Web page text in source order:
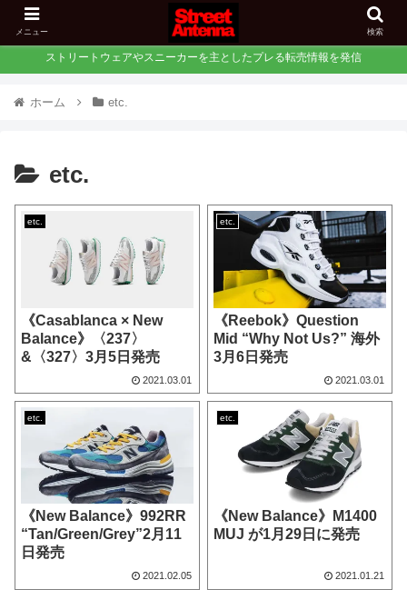
ストリートウェアやスニーカーを主としたプレる転売情報を発信
ホーム etc.
etc.
etc.
《Casablanca × New
Balance》〈237〉
&〈327〉3月5日発売
2021.03.01
etc.
《Reebok》Question
Mid “Why Not Us?” 海外
3月6日発売
2021.03.01
etc.
《New Balance》992RR
“Tan/Green/Grey”2月11
日発売
2021.02.05
etc.
《New Balance》M1400
MUJ が1月29日に発売
2021.01.21
メニュー 検索